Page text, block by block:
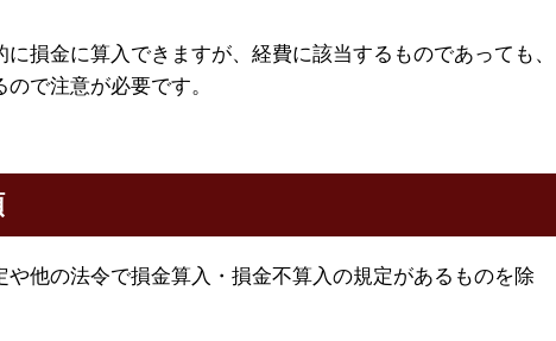
損金に算入できますが、経費に該当するものであっても、
で注意が必要です。
他の法令で損金算入・損金不算入の規定があるものを除